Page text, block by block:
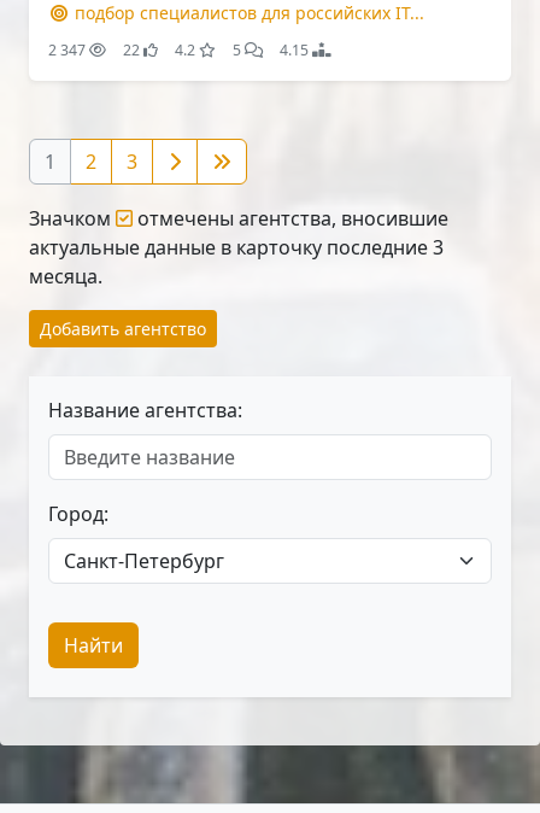
подбор специалистов для российских IT...
2 347 22 4.2 5 4.15
1 2 3
Значком
отмечены агентства, вносившие
актуальные данные в карточку последние 3
месяца.
Добавить агентство
Название агентства:
Город:
Найти